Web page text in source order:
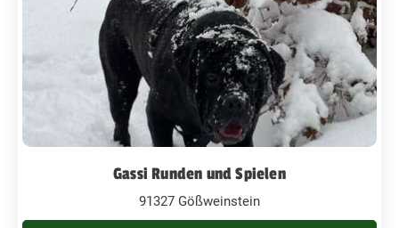
Gassi Runden und Spielen
91327 Gößweinstein